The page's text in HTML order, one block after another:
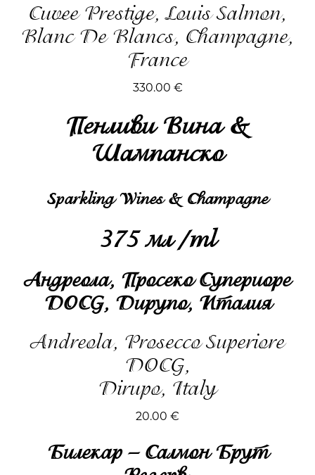
Cuvee Prestige, Louis Salmon,
Blanc De Blancs, Champagne,
France
330.00 €
Пенливи Вина &
Шампанско
Sparkling Wines & Champagne
375 мл /ml
Андреола, Просеко Супериоре
DOCG, Дирупо, Италия
Andreola, Prosecco Superiore
DOCG,
Dirupo, Italy
20.00 €
Билекар – Салмон Брут